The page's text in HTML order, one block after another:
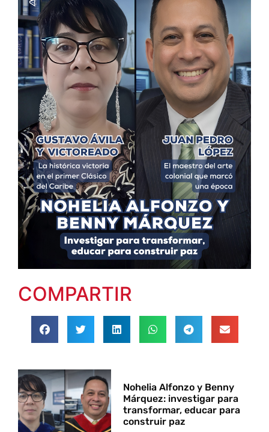
COMPARTIR
Nohelia Alfonzo y Benny
Márquez: investigar para
transformar, educar para
construir paz